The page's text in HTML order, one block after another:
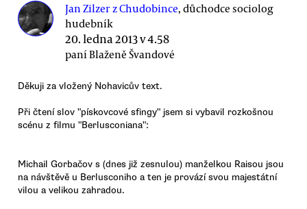
Jan Zilzer z Chudobince, důchodce sociolog
hudebník
20. ledna 2013 v 4.58
paní Blaženě Švandové
Děkuji za vložený Nohavicův text.
Při čtení slov "pískovcové sfingy" jsem si vybavil rozkošnou
scénu z filmu "Berlusconiana":
Michail Gorbačov s (dnes již zesnulou) manželkou Raisou jsou
na návštěvě u Berlusconiho a ten je provází svou majestátní
vilou a velikou zahradou.